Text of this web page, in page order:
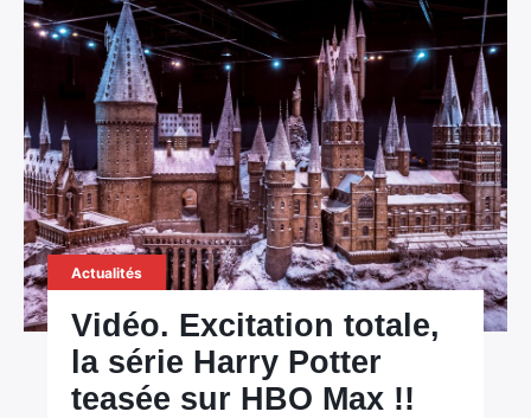
Actualités
Vidéo. Excitation totale,
la série Harry Potter
teasée sur HBO Max !!